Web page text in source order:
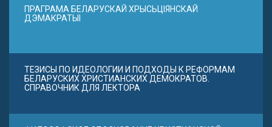
ПРАГРАМА БЕЛАРУСКАЙ ХРЫСЬЦІЯНСКАЙ
ДЭМАКРАТЫІ
ТЕЗИСЫ ПО ИДЕОЛОГИИ И ПОДХОДЫ К РЕФОРМАМ
БЕЛАРУСКИХ ХРИСТИАНСКИХ ДЕМОКРАТОВ.
СПРАВОЧНИК ДЛЯ ЛЕКТОРА